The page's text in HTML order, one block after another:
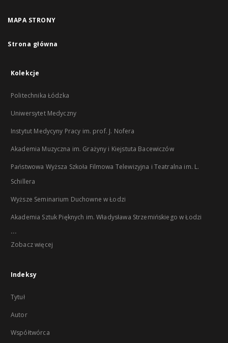
MAPA STRONY
Strona główna
Kolekcje
Politechnika Łódzka
Uniwersytet Medyczny
Instytut Medycyny Pracy im. prof. J. Nofera
Akademia Muzyczna im. Grażyny i Kiejstuta Bacewiczów
Państwowa Wyższa Szkoła Filmowa Telewizyjna i Teatralna im. L.
Schillera
Wyższe Seminarium Duchowne w Łodzi
Akademia Sztuk Pięknych im. Władysława Strzemińskiego w Łodzi
...
Zobacz więcej
Indeksy
Tytuł
Autor
Współtwórca